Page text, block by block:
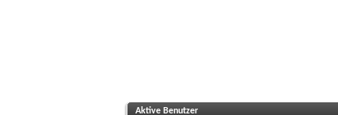
Aktive Benutzer